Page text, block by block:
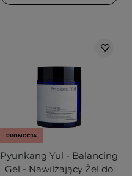
PROMOCJA
Pyunkang Yul - Balancing
Gel - Nawilżający Żel do